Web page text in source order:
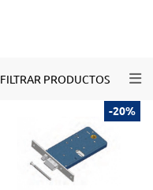
FILTRAR PRODUCTOS
-20%